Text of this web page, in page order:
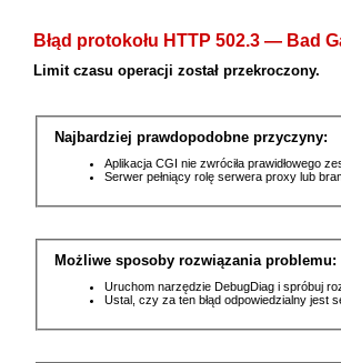
Błąd protokołu HTTP 502.3 — Bad
Limit czasu operacji został przekroczony.
Najbardziej prawdopodobne przyczyny:
Aplikacja CGI nie zwróciła prawidłowego
Serwer pełniący rolę serwera proxy lub
Możliwe sposoby rozwiązania problemu:
Uruchom narzędzie DebugDiag i spróbuj
Ustal, czy za ten błąd odpowiedzialny jest